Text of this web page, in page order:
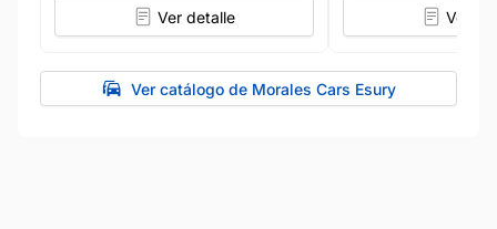
Ver detalle Ver
Ver catálogo de Morales Cars Esury